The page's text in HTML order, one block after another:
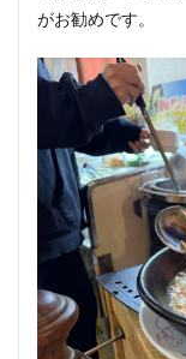
がお勧めです。